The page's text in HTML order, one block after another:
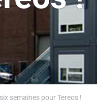
semaines pour Tereos !